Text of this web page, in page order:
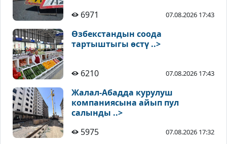
6971 07.08.2026 17:43
Өзбекстандын соода
тартыштыгы өстү ..>
6210 07.08.2026 17:43
Жалал-Абадда курулуш
компаниясына айып пул
салынды ..>
5975
07.08.2026 17:32